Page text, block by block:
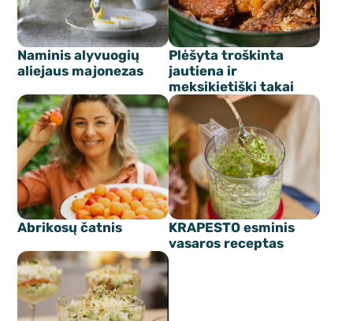
Naminis alyvuogių
aliejaus majonezas
Plėšyta troškinta
jautiena ir
meksikietiški takai
Abrikosų čatnis
KRAPESTO esminis
vasaros receptas